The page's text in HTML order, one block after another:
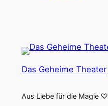
Das Geheime Theater
Aus Liebe für die Magie ♡